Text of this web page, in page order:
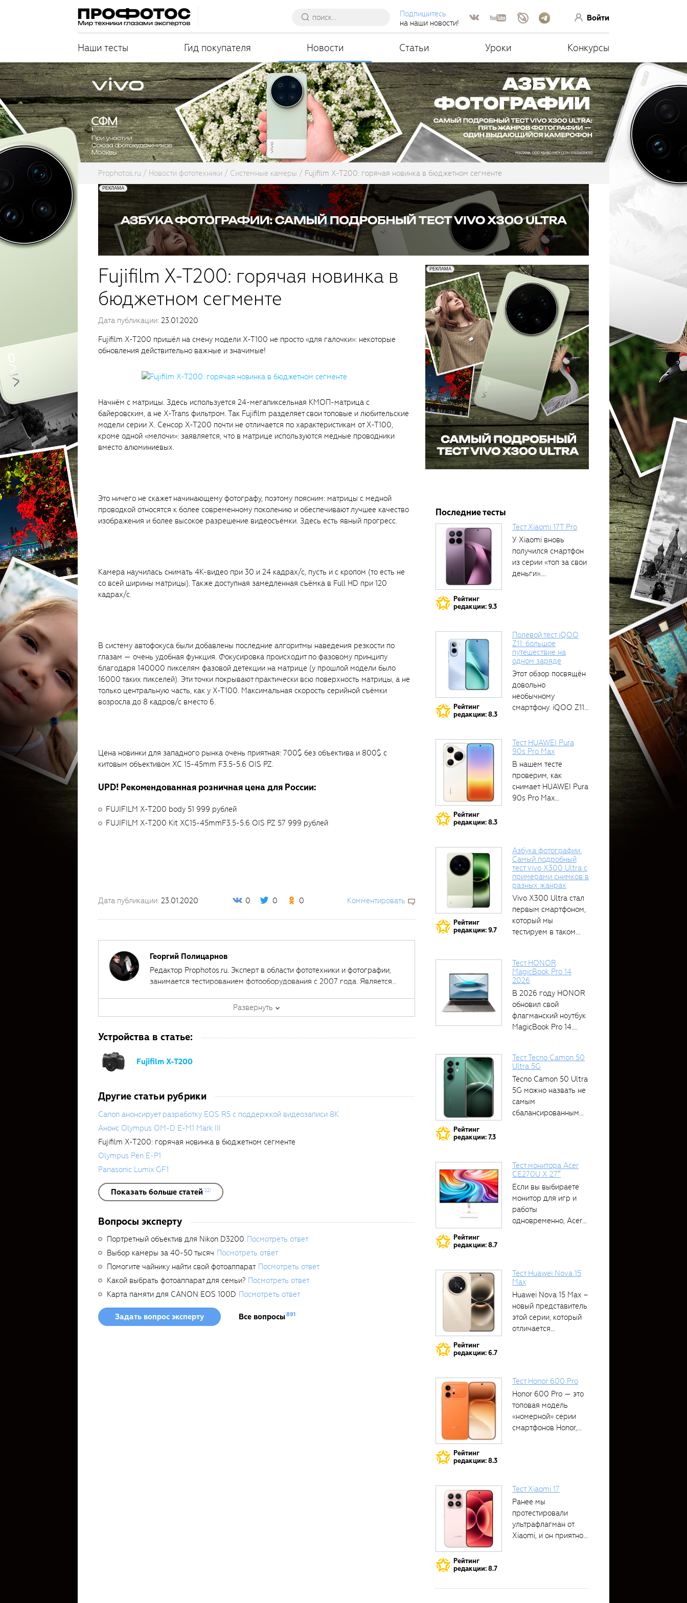
Подпишитесь
на наши новости!
Войти
Наши тесты Гид покупателя Новости Статьи Уроки Конкурсы
Prophotos.ru Новости фототехники Системные камеры Fujifilm X-T200: горячая новинка в бюджетном сегменте
Fujifilm X-T200: горячая новинка в
бюджетном сегменте
Дата публикации: 23.01.2020
Fujifilm X-T200 пришёл на смену модели X-T100 не просто «для галочки»: некоторые
обновления действительно важные и значимые!
Начнём с матрицы. Здесь используется 24-мегапиксельная КМОП-матрица с
байеровским, а не X-Trans фильтром. Так Fujifilm разделяет свои топовые и любительские
модели серии X. Сенсор X-T200 почти не отличается по характеристикам от X-T100,
кроме одной «мелочи»: заявляется, что в матрице используются медные проводники
вместо алюминиевых.
Это ничего не скажет начинающему фотографу, поэтому поясним: матрицы с медной
проводкой относятся к более современному поколению и обеспечивают лучшее качество
изображения и более высокое разрешение видеосъёмки. Здесь есть явный прогресс.
Камера научилась снимать 4К-видео при 30 и 24 кадрах/с, пусть и с кропом (то есть не
со всей ширины матрицы). Также доступная замедленная съёмка в Full HD при 120
кадрах/с.
В систему автофокуса были добавлены последние алгоритмы наведения резкости по
глазам — очень удобная функция. Фокусировка происходит по фазовому принципу
благодаря 140000 пикселям фазовой детекции на матрице (у прошлой модели было
16000 таких пикселей). Эти точки покрывают практически всю поверхность матрицы, а не
только центральную часть, как у X-T100. Максимальная скорость серийной съёмки
возросла до 8 кадров/с вместо 6.
Цена новинки для западного рынка очень приятная: 700$ без объектива и 800$ с
китовым объективом XC 15-45mm F3.5-5.6 OIS PZ.
UPD! Рекомендованная розничная цена для России:
FUJIFILM X-T200 body 51 999 рублей
FUJIFILM X-T200 Kit XC15-45mmF3.5-5.6 OIS PZ 57 999 рублей
Дата публикации: 23.01.2020 0 0 0 Комментировать
Георгий Полицарнов
Редактор Prophotos.ru. Эксперт в области фототехники и фотографии,
занимается тестированием фотооборудования с 2007 года. Является
Развернуть
Устройства в статье:
Fujifilm X-T200
Другие статьи рубрики
Canon анонсирует разработку EOS R5 с поддержкой видеозаписи 8K
Анонс Olympus OM-D E-M1 Mark III
Fujifilm X-T200: горячая новинка в бюджетном сегменте
Olympus Pen E-P1
Panasonic Lumix GF1
Показать больше статей 221
Вопросы эксперту
Портретный объектив для Nikon D3200 Посмотреть ответ
Выбор камеры за 40-50 тысяч Посмотреть ответ
Помогите чайнику найти свой фотоаппарат Посмотреть ответ
Какой выбрать фотоаппарат для семьи? Посмотреть ответ
Карта памяти для CANON EOS 100D Посмотреть ответ
Задать вопрос эксперту Все вопросы891
Последние тесты
Рейтинг
редакции: 9.3
Тест Xiaomi 17T Pro
У Xiaomi вновь
получился смартфон
из серии «топ за свои
деньги»....
Рейтинг
редакции: 8.3
Полевой тест iQOO
Z11: большое
путешествие на
одном заряде
Этот обзор посвящён
довольно
необычному
смартфону. iQOO Z11
Рейтинг
редакции: 8.3
Тест HUAWEI Pura
90s Pro Max
В нашем тесте
проверим, как
снимает HUAWEI Pura
90s Pro Max...
Рейтинг
редакции: 9.7
Азбука фотографии.
Самый подробный
тест vivo X300 Ultra с
примерами снимков в
разных жанрах
Vivo X300 Ultra стал
первым смартфоном,
который мы
тестируем в таком...
Тест HONOR
MagicBook Pro 14
2026
В 2026 году HONOR
обновил свой
флагманский ноутбук
MagicBook Pro 14....
Рейтинг
редакции: 7.3
Тест Tecno Camon 50
Ultra 5G
Tecno Camon 50 Ultra
5G можно назвать не
самым
сбалансированным
Рейтинг
редакции: 8.7
Тест монитора Acer
CE270U X 27″
Если вы выбираете
монитор для игр и
работы
одновременно, Acer
Рейтинг
редакции: 6.7
Тест Huawei Nova 15
Max
Huawei Nova 15 Max –
новый представитель
этой серии, который
отличается...
Рейтинг
редакции: 8.3
Тест Honor 600 Pro
Honor 600 Pro — это
топовая модель
«номерной» серии
смартфонов Honor,...
Рейтинг
редакции: 8.7
Тест Xiaomi 17
Ранее мы
протестировали
ультрафлагман от
Xiaomi, и он приятно